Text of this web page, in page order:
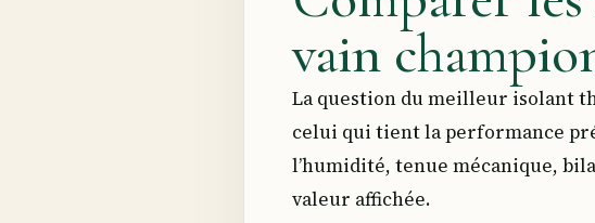
vain
La question du meilleur isolant
celui qui tient la performance
l’humidité, tenue mécanique,
valeur affichée.